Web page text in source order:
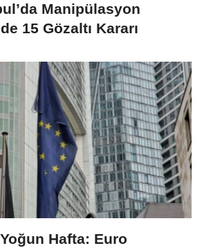
Manipülasyon
15 Gözaltı Kararı
Hafta: Euro